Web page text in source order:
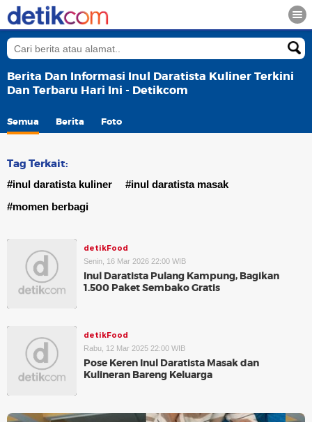
Berita Dan Informasi Inul Daratista Kuliner Terkini
Dan Terbaru Hari Ini - Detikcom
Semua Berita Foto
Tag Terkait:
#inul daratista kuliner
#inul daratista masak
#momen berbagi
detikFood
Senin, 16 Mar 2026 22:00 WIB
Inul Daratista Pulang Kampung, Bagikan
1.500 Paket Sembako Gratis
detikFood
Rabu, 12 Mar 2025 22:00 WIB
Pose Keren Inul Daratista Masak dan
Kulineran Bareng Keluarga